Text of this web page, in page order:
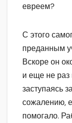
евреем?
С этого
преданным
Вскоре он
и еще не
заступаясь
сожалению,
помогало.